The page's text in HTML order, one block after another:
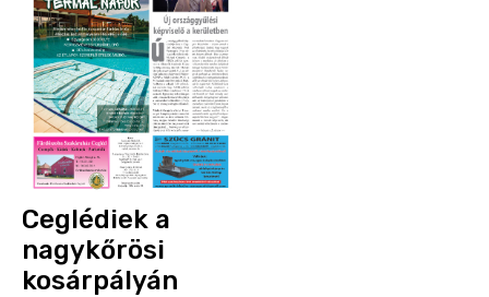
Ceglédiek a
nagykőrösi
kosárpályán